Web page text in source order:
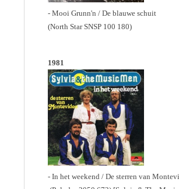
- Mooi Grunn'n / De blauwe schuit
(North Star SNSP 100 180)
1981
- In het weekend / De sterren van